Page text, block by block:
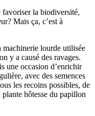
favoriser la biodiversité,
Mais ça, c’est à
machinerie lourde utilisée
y a causé des ravages.
une occasion d’enrichir
avec des semences
les recoins possibles, de
plante hôtesse du papillon